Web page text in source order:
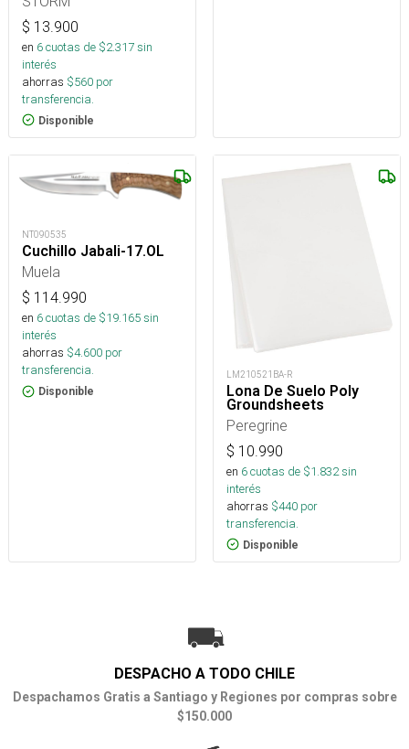
$ 13.900
en 6cuotas de $2.317sin
interés
ahorras $560 por
transferencia.
Disponible
NT090535
Cuchillo Jabali-17.OL
Muela
$ 114.990
en 6cuotas de $19.165sin
interés
ahorras $4.600 por
transferencia.
Disponible
LM210521BA-R
Lona De Suelo Poly
Groundsheets
Peregrine
$ 10.990
en 6cuotas de $1.832sin
interés
ahorras $440 por
transferencia.
Disponible
DESPACHO A TODO CHILE
Despachamos Gratis a Santiago y Regiones por compras sobre
$150.000